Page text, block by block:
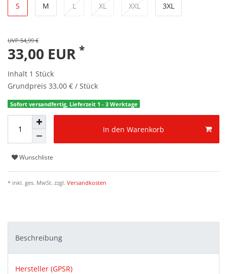
S M L XL XXL 3XL
UVP 54,99 €
33,00 EUR *
Inhalt 1 Stück
Grundpreis 33,00 € / Stück
Sofort versandfertig, Lieferzeit 1 - 3 Werktage
In den Warenkorb
Wunschliste
* inkl. ges. MwSt. zzgl. Versandkosten
Beschreibung
Hersteller (GPSR)